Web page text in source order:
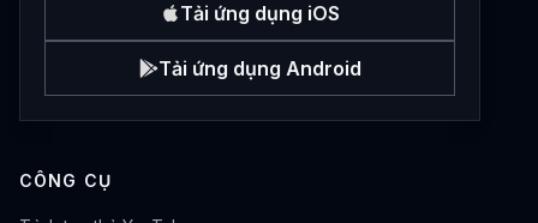
Tải ứng dụng iOS
Tải ứng dụng Android
CÔNG CỤ